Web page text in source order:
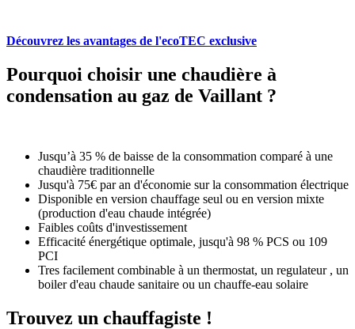
Découvrez les avantages de l'ecoTEC exclusive
Pourquoi choisir une chaudière à
condensation au gaz de Vaillant ?
Jusqu’à 35 % de baisse de la consommation comparé à une
chaudière traditionnelle
Jusqu'à 75€ par an d'économie sur la consommation électrique
Disponible en version chauffage seul ou en version mixte
(production d'eau chaude intégrée)
Faibles coûts d'investissement
Efficacité énergétique optimale, jusqu'à 98 % PCS ou 109
PCI
Tres facilement combinable à un thermostat, un regulateur , un
boiler d'eau chaude sanitaire ou un chauffe-eau solaire
Trouvez un chauffagiste !